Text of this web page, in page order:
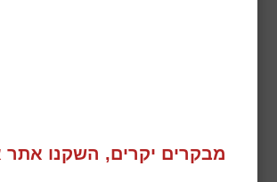
מבקרים יקרים, השקנו אתר